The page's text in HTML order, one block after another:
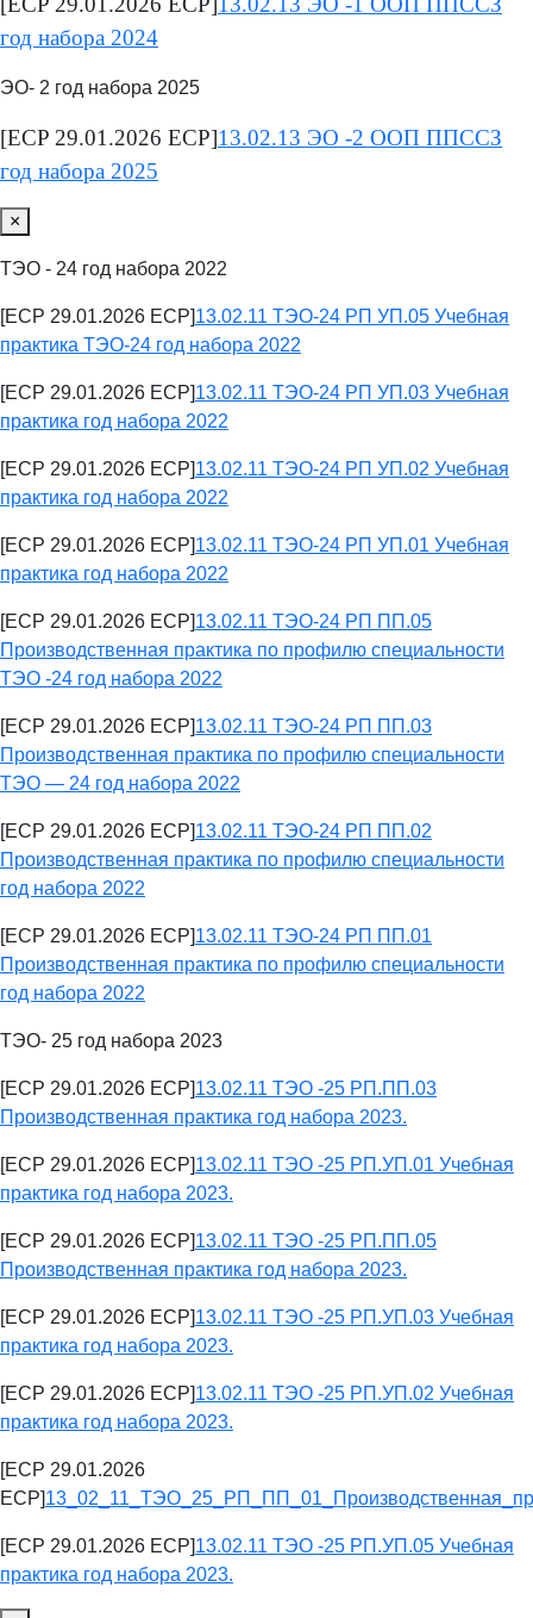
год набора 2024
ЭО- 2 год набора 2025
[ECP 29.01.2026 ECP]13.02.13 ЭО -2 ООП ППССЗ
год набора 2025
×
ТЭО - 24 год набора 2022
[ECP 29.01.2026 ECP]13.02.11 ТЭО-24 РП УП.05 Учебная
практика ТЭО-24 год набора 2022
[ECP 29.01.2026 ECP]13.02.11 ТЭО-24 РП УП.03 Учебная
практика год набора 2022
[ECP 29.01.2026 ECP]13.02.11 ТЭО-24 РП УП.02 Учебная
практика год набора 2022
[ECP 29.01.2026 ECP]13.02.11 ТЭО-24 РП УП.01 Учебная
практика год набора 2022
[ECP 29.01.2026 ECP]13.02.11 ТЭО-24 РП ПП.05
Производственная практика по профилю специальности
ТЭО -24 год набора 2022
[ECP 29.01.2026 ECP]13.02.11 ТЭО-24 РП ПП.03
Производственная практика по профилю специальности
ТЭО — 24 год набора 2022
[ECP 29.01.2026 ECP]13.02.11 ТЭО-24 РП ПП.02
Производственная практика по профилю специальности
год набора 2022
[ECP 29.01.2026 ECP]13.02.11 ТЭО-24 РП ПП.01
Производственная практика по профилю специальности
год набора 2022
ТЭО- 25 год набора 2023
[ECP 29.01.2026 ECP]13.02.11 ТЭО -25 РП.ПП.03
Производственная практика год набора 2023.
[ECP 29.01.2026 ECP]13.02.11 ТЭО -25 РП.УП.01 Учебная
практика год набора 2023.
[ECP 29.01.2026 ECP]13.02.11 ТЭО -25 РП.ПП.05
Производственная практика год набора 2023.
[ECP 29.01.2026 ECP]13.02.11 ТЭО -25 РП.УП.03 Учебная
практика год набора 2023.
[ECP 29.01.2026 ECP]13.02.11 ТЭО -25 РП.УП.02 Учебная
практика год набора 2023.
[ECP 29.01.2026
ECP]
[ECP 29.01.2026 ECP]13.02.11 ТЭО -25 РП.УП.05 Учебная
практика год набора 2023.